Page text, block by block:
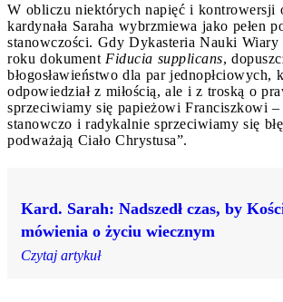
W obliczu niektórych napięć i kontrowersji
kardynała Saraha wybrzmiewa jako pełen
stanowczości. Gdy Dykasteria Nauki Wiary
roku dokument Fiducia supplicans,
błogosławieństwo dla par jednopłciowych,
odpowiedział z miłością, ale i z troską o
sprzeciwiamy się papieżowi Franciszkowi –
stanowczo i radykalnie sprzeciwiamy się
podważają Ciało Chrystusa”.
Kard. Sarah: Nadszedł czas, by
mówienia o życiu wiecznym
Czytaj artykuł